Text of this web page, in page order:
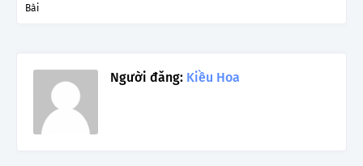
Bài
Người đăng: Kiều Hoa